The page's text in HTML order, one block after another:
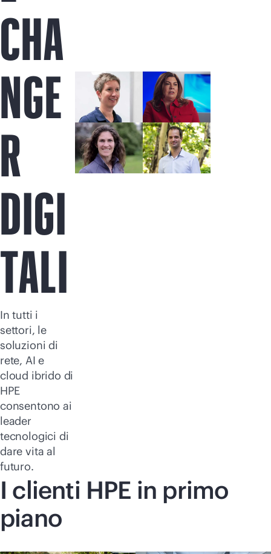
CHA
NGE
R
DIGI
TALI
In tutti i
settori, le
soluzioni di
rete, AI e
cloud ibrido di
HPE
consentono ai
leader
tecnologici di
dare vita al
futuro.
I clienti HPE in primo
piano